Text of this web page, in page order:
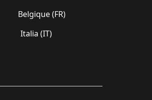
Belgique (FR)
Italia (IT)